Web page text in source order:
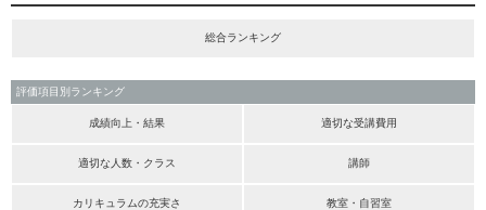
総合ランキング
評価項目別ランキング
成績向上・結果 適切な受講費用
適切な人数・クラス 講師
カリキュラムの充実さ 教室・自習室